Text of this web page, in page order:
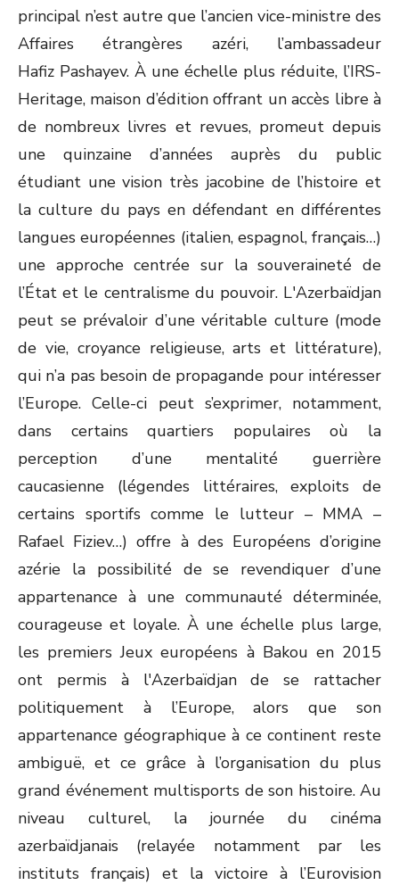
principal n’est autre que l’ancien vice-ministre des
Affaires étrangères azéri, l’ambassadeur
Hafiz Pashayev. À une échelle plus réduite, l’IRS-
Heritage, maison d’édition offrant un accès libre à
de nombreux livres et revues, promeut depuis
une quinzaine d’années auprès du public
étudiant une vision très jacobine de l’histoire et
la culture du pays en défendant en différentes
langues européennes (italien, espagnol, français…)
une approche centrée sur la souveraineté de
l’État et le centralisme du pouvoir. L'Azerbaïdjan
peut se prévaloir d’une véritable culture (mode
de vie, croyance religieuse, arts et littérature),
qui n’a pas besoin de propagande pour intéresser
l’Europe. Celle-ci peut s’exprimer, notamment,
dans certains quartiers populaires où la
perception d’une mentalité guerrière
caucasienne (légendes littéraires, exploits de
certains sportifs comme le lutteur – MMA –
Rafael Fiziev…) offre à des Européens d’origine
azérie la possibilité de se revendiquer d’une
appartenance à une communauté déterminée,
courageuse et loyale. À une échelle plus large,
les premiers Jeux européens à Bakou en 2015
ont permis à l'Azerbaïdjan de se rattacher
politiquement à l’Europe, alors que son
appartenance géographique à ce continent reste
ambiguë, et ce grâce à l’organisation du plus
grand événement multisports de son histoire. Au
niveau culturel, la journée du cinéma
azerbaïdjanais (relayée notamment par les
instituts français) et la victoire à l’Eurovision